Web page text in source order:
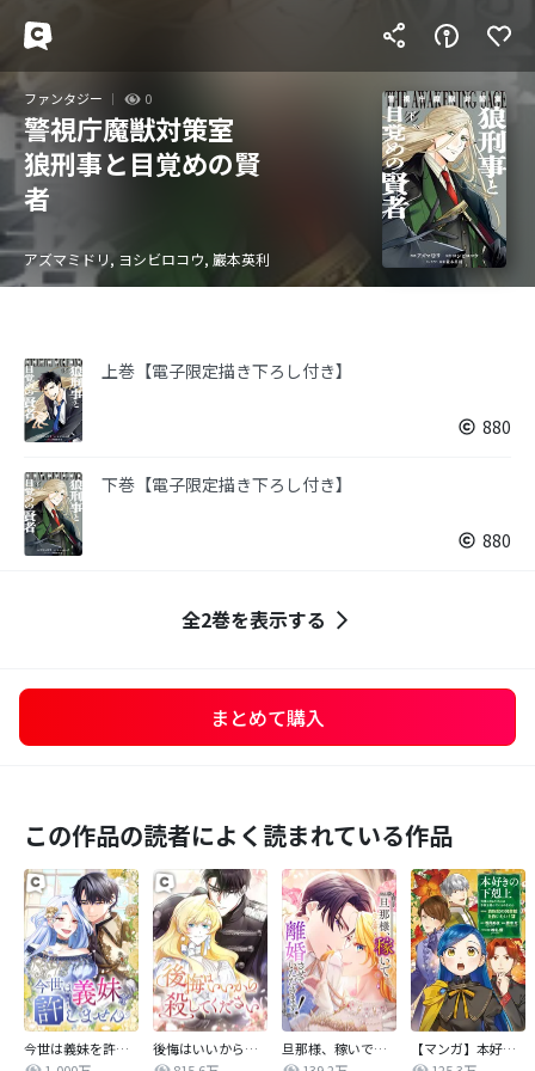
ファンタジー 0
警視庁魔獣対策室
狼刑事と目覚めの賢
者
アズマミドリ, ヨシビロコウ, 巖本英利
上巻【電子限定描き下ろし付き】
880
下巻【電子限定描き下ろし付き】
880
全2巻を表示する
まとめて購入
この作品の読者によく読まれている作品
今世は義妹を許しません
後悔はいいから殺してください
旦那様、稼いで離婚させていただきます！
【マンガ】本好きの下剋上 第四部